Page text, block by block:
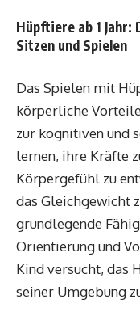
Hüpftiere ab 1 Jahr:
Sitzen und Spielen
Das Spielen mit
körperliche
zur kognitiven und
lernen, ihre Kräfte
Körpergefühl zu
das Gleichgewicht
grundlegende
Orientierung und
Kind versucht, das
seiner Umgebung